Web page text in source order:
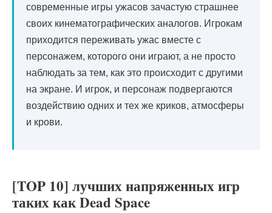
современные игры ужасов зачастую страшнее
своих кинематографических аналогов. Игрокам
приходится переживать ужас вместе с
персонажем, которого они играют, а не просто
наблюдать за тем, как это происходит с другими
на экране. И игрок, и персонаж подвергаются
воздействию одних и тех же криков, атмосферы
и крови.
[TOP 10] лучших напряженных игр
таких как Dead Space